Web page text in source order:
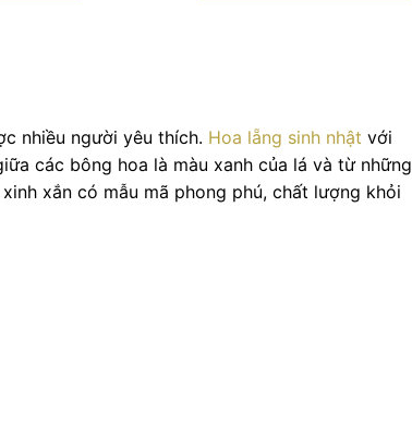
nhiều người yêu thích. Hoa lẵng sinh nhật với
các bông hoa là màu xanh của lá và từ những
xắn có mẫu mã phong phú, chất lượng khỏi